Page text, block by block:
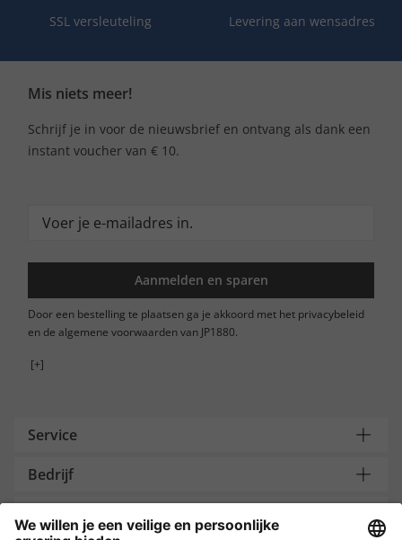
SSL versleuteling Levering aan wensadres
Mis niets meer!
Schrijf je in voor de nieuwsbrief en ontvang als dank een
instant voucher van € 10.
Aanmelden en sparen
Door een bestelling te plaatsen ga je akkoord met het privacybeleid
en de algemene voorwaarden van JP1880.
[+]
Service
Bedrijf